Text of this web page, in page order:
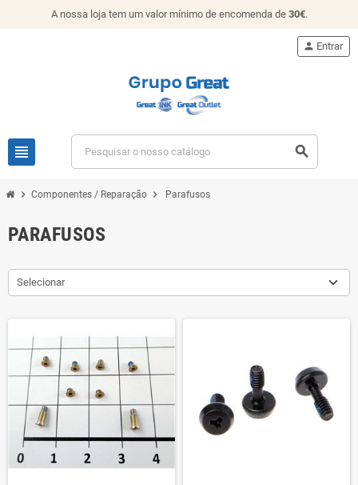
A nossa loja tem um valor mínimo de encomenda de 30€.
view_headline search
person Entrar
chevron_right Componentes / Reparação chevron_right Parafusos
PARAFUSOS
Selecionar